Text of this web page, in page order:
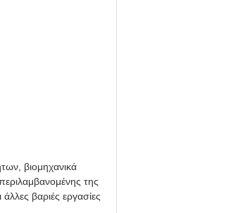
βιομηχανικά
της
βαριές εργασίες